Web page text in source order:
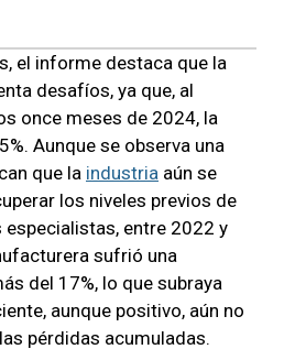
el informe destaca que la
desafíos, ya que, al
once meses de 2024, la
Aunque se observa una
que la industria aún se
los niveles previos de
especialistas, entre 2022 y
sufrió una
del 17%, lo que subraya
aunque positivo, aún no
pérdidas acumuladas.